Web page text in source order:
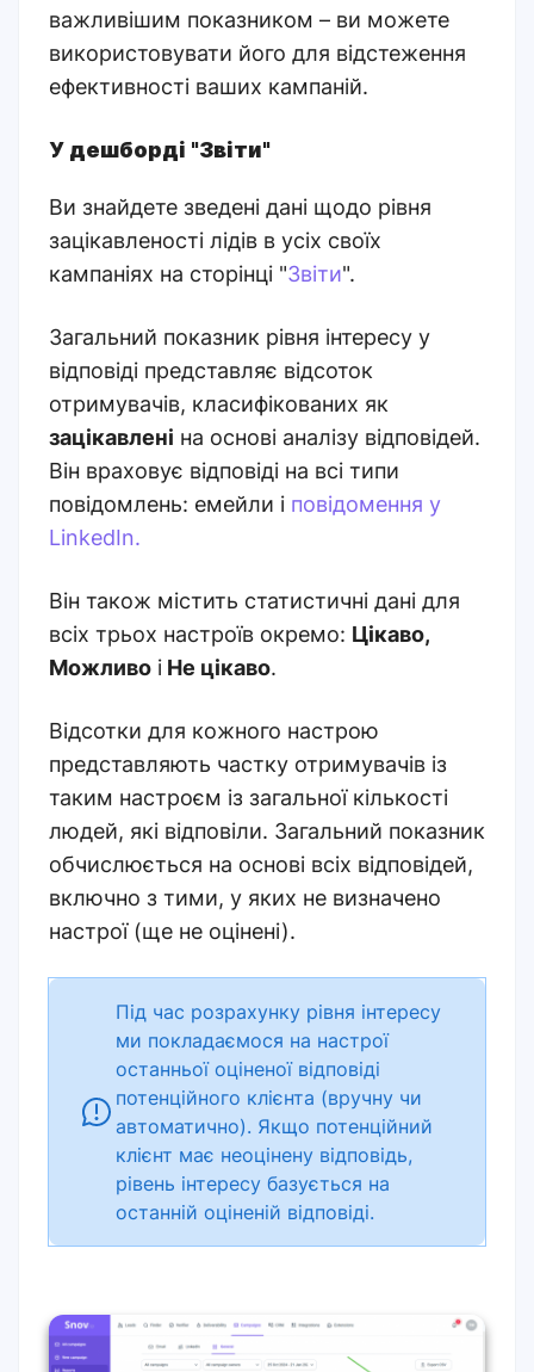
важливішим показником – ви можете
використовувати його для відстеження
ефективності ваших кампаній.
У дешборді "Звіти"
Ви знайдете зведені дані щодо рівня
зацікавленості лідів в усіх своїх
кампаніях на сторінці "Звіти".
Загальний показник рівня інтересу у
відповіді представляє відсоток
отримувачів, класифікованих як
зацікавлені на основі аналізу відповідей.
Він враховує відповіді на всі типи
повідомлень: емейли і повідомення у
LinkedIn.
Він також містить статистичні дані для
всіх трьох настроїв окремо: Цікаво,
Можливо і Не цікаво.
Відсотки для кожного настрою
представляють частку отримувачів із
таким настроєм із загальної кількості
людей, які відповіли. Загальний показник
обчислюється на основі всіх відповідей,
включно з тими, у яких не визначено
настрої (ще не оцінені).
Під час розрахунку рівня інтересу
ми покладаємося на настрої
останньої оціненої відповіді
потенційного клієнта (вручну чи
автоматично). Якщо потенційний
клієнт має неоцінену відповідь,
рівень інтересу базується на
останній оціненій відповіді.